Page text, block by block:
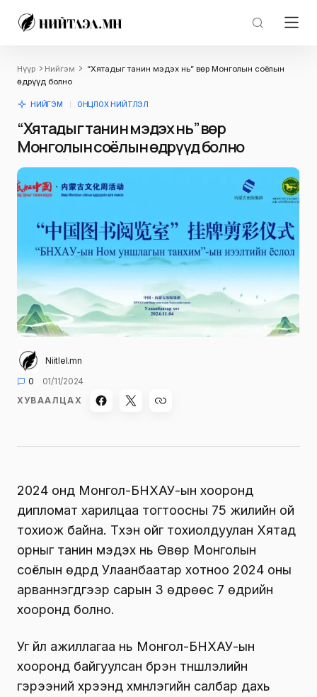
Нүүр Нийгэм
“Хятадыг танин мэдэх нь” Өвөр Монголын соёлын
өдрүүд болно
НИЙГЭМ ОНЦЛОХ НИЙТЛЭЛ
“Хятадыг танин мэдэх нь” Өвөр
Монголын соёлын өдрүүд болно
Niitlel.mn
0
01/11/2024
ХУВААЛЦАХ
2024 онд Монгол-БНХАУ-ын хооронд
дипломат харилцаа тогтоосны 75 жилийн ой
тохиож байна. Түүхэн ойг тохиолдуулан Хятад
орныг танин мэдэх нь Өвөр Монголын
соёлын өдрүүд Улаанбаатар хотноо 2024 оны
арваннэгдүгээр сарын 3 өдрөөс 7 өдрийн
хооронд болно.
Уг үйл ажиллагаа нь Монгол-БНХАУ-ын
хооронд байгуулсан бүрэн түншлэлийн
гэрээний хүрээнд хүмүүнлэгийн салбар дахь